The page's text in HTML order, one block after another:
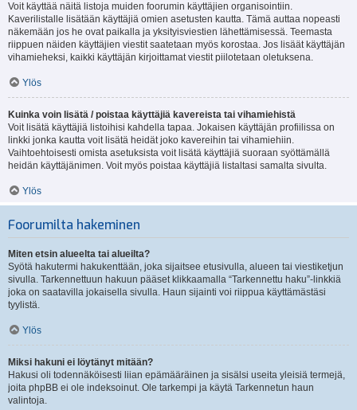
Voit käyttää näitä listoja muiden foorumin käyttäjien organisointiin.
Kaverilistalle lisätään käyttäjiä omien asetusten kautta. Tämä auttaa nopeasti
näkemään jos he ovat paikalla ja yksityisviestien lähettämisessä. Teemasta
riippuen näiden käyttäjien viestit saatetaan myös korostaa. Jos lisäät käyttäjän
vihamieheksi, kaikki käyttäjän kirjoittamat viestit piilotetaan oletuksena.
Ylös
Kuinka voin lisätä / poistaa käyttäjiä kavereista tai vihamiehistä
Voit lisätä käyttäjiä listoihisi kahdella tapaa. Jokaisen käyttäjän profiilissa on
linkki jonka kautta voit lisätä heidät joko kavereihin tai vihamiehiin.
Vaihtoehtoisesti omista asetuksista voit lisätä käyttäjiä suoraan syöttämällä
heidän käyttäjänimen. Voit myös poistaa käyttäjiä listaltasi samalta sivulta.
Ylös
Foorumilta hakeminen
Miten etsin alueelta tai alueilta?
Syötä hakutermi hakukenttään, joka sijaitsee etusivulla, alueen tai viestiketjun
sivulla. Tarkennettuun hakuun pääset klikkaamalla “Tarkennettu haku”-linkkiä
joka on saatavilla jokaisella sivulla. Haun sijainti voi riippua käyttämästäsi
tyylistä.
Ylös
Miksi hakuni ei löytänyt mitään?
Hakusi oli todennäköisesti liian epämääräinen ja sisälsi useita yleisiä termejä,
joita phpBB ei ole indeksoinut. Ole tarkempi ja käytä Tarkennetun haun
valintoja.